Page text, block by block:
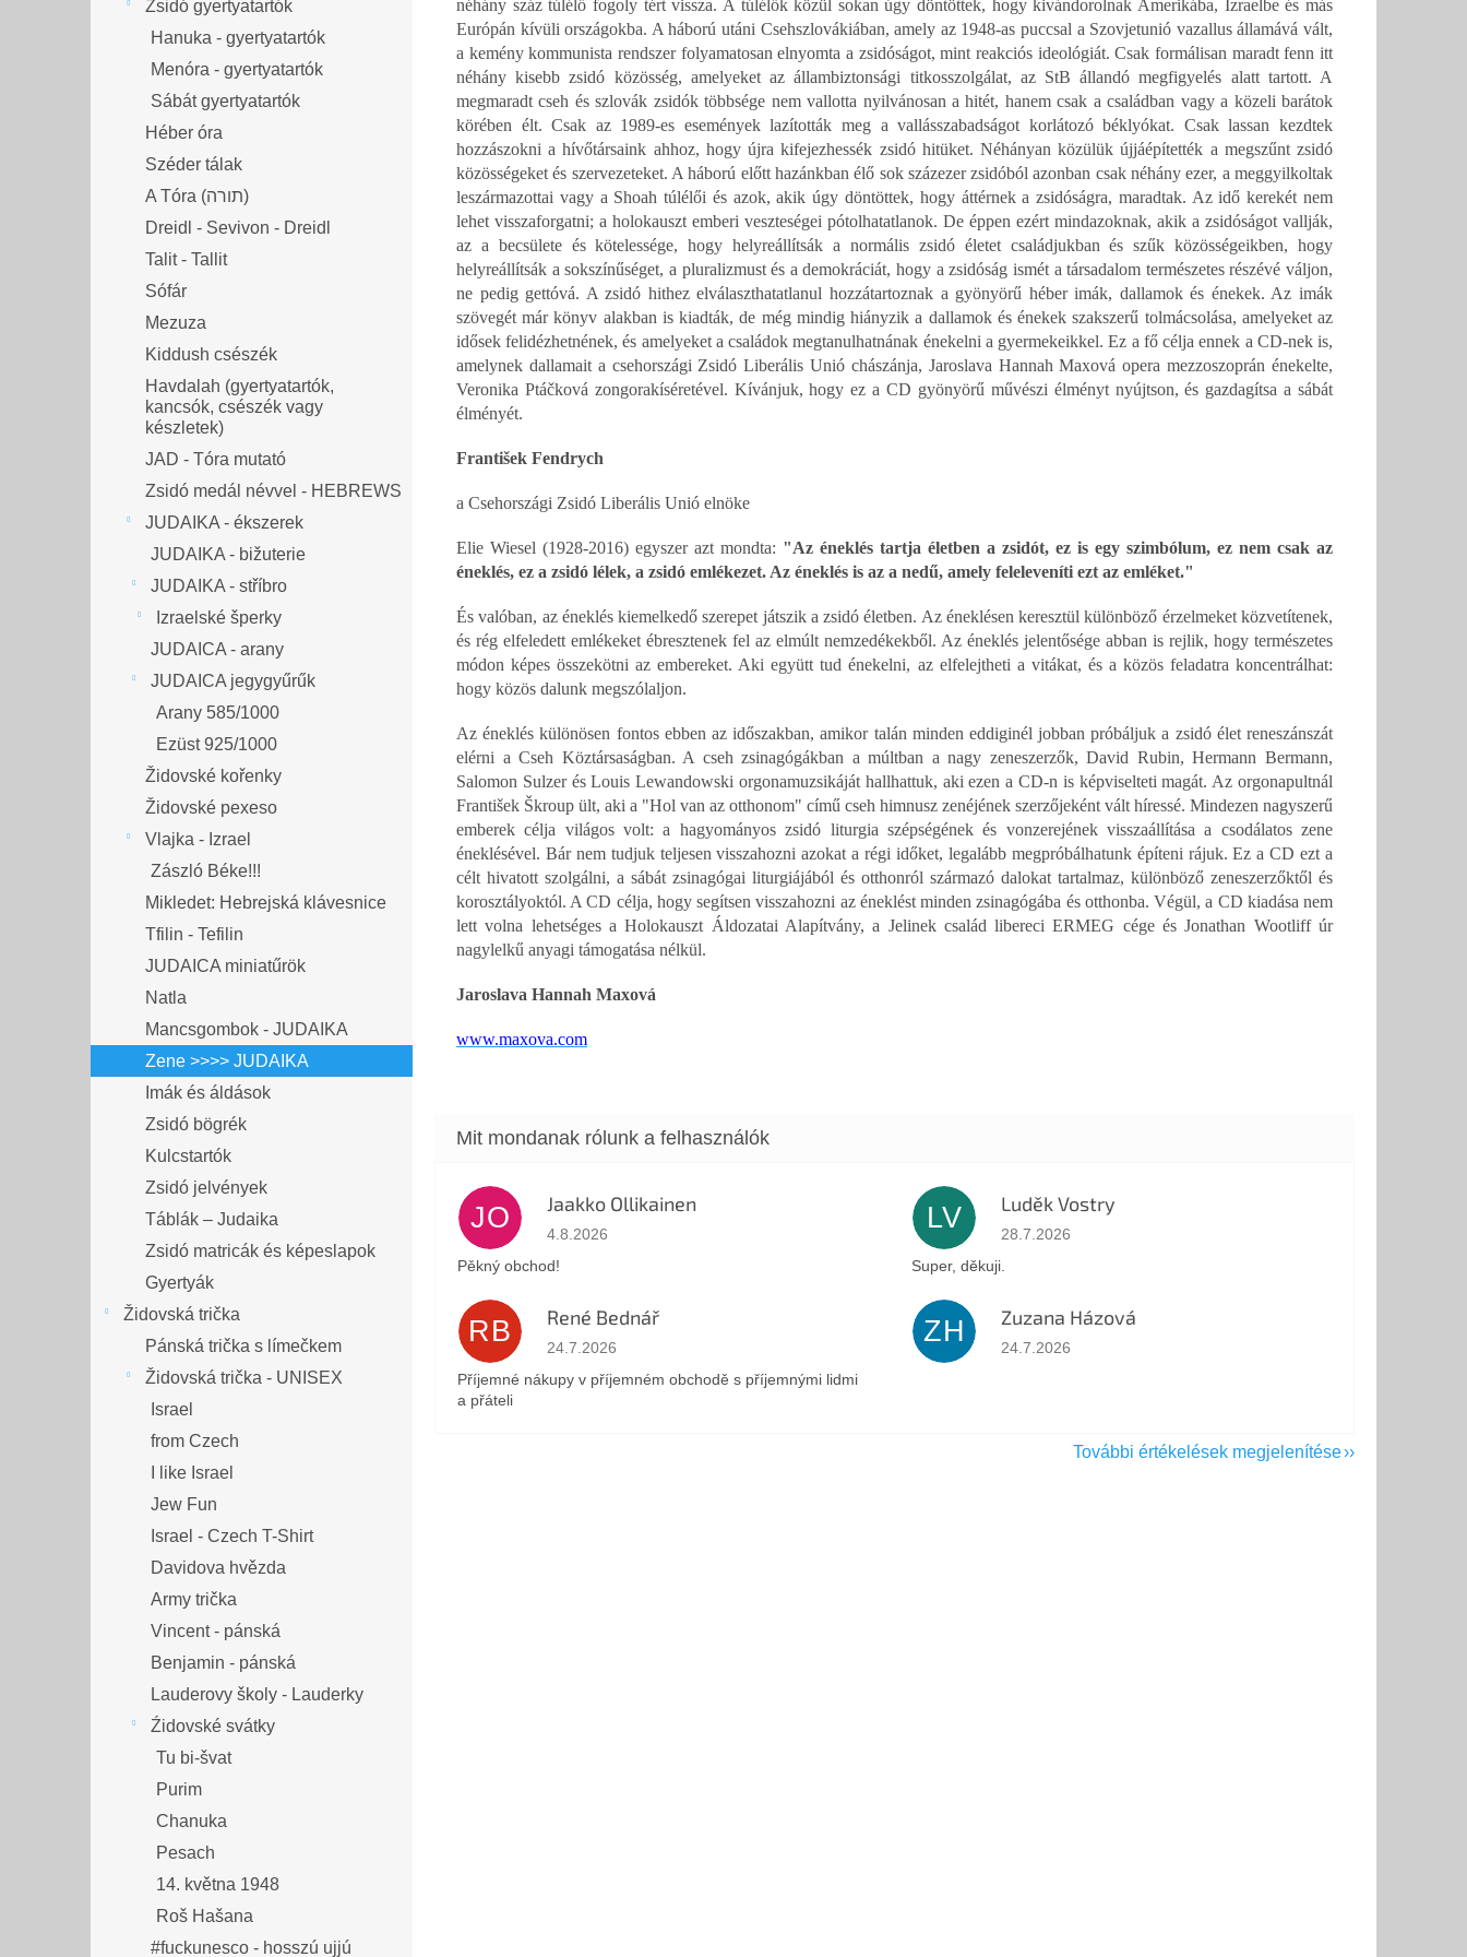
Zsidó gyertyatartók
Hanuka - gyertyatartók
Menóra - gyertyatartók
Sábát gyertyatartók
Héber óra
Széder tálak
A Tóra (תורה)
Dreidl - Sevivon - Dreidl
Talit - Tallit
Sófár
Mezuza
Kiddush csészék
Havdalah (gyertyatartók,
kancsók, csészék vagy
készletek)
JAD - Tóra mutató
Zsidó medál névvel - HEBREWS
JUDAIKA - ékszerek
JUDAIKA - bižuterie
JUDAIKA - stříbro
Izraelské šperky
JUDAICA - arany
JUDAICA jegygyűrűk
Arany 585/1000
Ezüst 925/1000
Židovské kořenky
Židovské pexeso
Vlajka - Izrael
Zászló Béke!!!
Mikledet: Hebrejská klávesnice
Tfilin - Tefilin
JUDAICA miniatűrök
Natla
Mancsgombok - JUDAIKA
Zene >>>> JUDAIKA
Imák és áldások
Zsidó bögrék
Kulcstartók
Zsidó jelvények
Táblák – Judaika
Zsidó matricák és képeslapok
Gyertyák
Židovská trička
Pánská trička s límečkem
Židovská trička - UNISEX
Israel
from Czech
I like Israel
Jew Fun
Israel - Czech T-Shirt
Davidova hvězda
Army trička
Vincent - pánská
Benjamin - pánská
Lauderovy školy - Lauderky
Źidovské svátky
Tu bi-švat
Purim
Chanuka
Pesach
14. května 1948
Roš Hašana
#fuckunesco - hosszú ujjú
néhány száz túlélő fogoly tért vissza. A túlélők közül sokan úgy döntöttek, hogy kivándorolnak Amerikába, Izraelbe és más
Európán kívüli országokba. A háború utáni Csehszlovákiában, amely az 1948-as puccsal a Szovjetunió vazallus államává vált,
a kemény kommunista rendszer folyamatosan elnyomta a zsidóságot, mint reakciós ideológiát. Csak formálisan maradt fenn itt
néhány kisebb zsidó közösség, amelyeket az állambiztonsági titkosszolgálat, az StB állandó megfigyelés alatt tartott. A
megmaradt cseh és szlovák zsidók többsége nem vallotta nyilvánosan a hitét, hanem csak a családban vagy a közeli barátok
körében élt. Csak az 1989-es események lazították meg a vallásszabadságot korlátozó béklyókat. Csak lassan kezdtek
hozzászokni a hívőtársaink ahhoz, hogy újra kifejezhessék zsidó hitüket. Néhányan közülük újjáépítették a megszűnt zsidó
közösségeket és szervezeteket. A háború előtt hazánkban élő sok százezer zsidóból azonban csak néhány ezer, a meggyilkoltak
leszármazottai vagy a Shoah túlélői és azok, akik úgy döntöttek, hogy áttérnek a zsidóságra, maradtak. Az idő kerekét nem
lehet visszaforgatni; a holokauszt emberi veszteségei pótolhatatlanok. De éppen ezért mindazoknak, akik a zsidóságot vallják,
az a becsülete és kötelessége, hogy helyreállítsák a normális zsidó életet családjukban és szűk közösségeikben, hogy
helyreállítsák a sokszínűséget, a pluralizmust és a demokráciát, hogy a zsidóság ismét a társadalom természetes részévé váljon,
ne pedig gettóvá. A zsidó hithez elválaszthatatlanul hozzátartoznak a gyönyörű héber imák, dallamok és énekek. Az imák
szövegét már könyv alakban is kiadták, de még mindig hiányzik a dallamok és énekek szakszerű tolmácsolása, amelyeket az
idősek felidézhetnének, és amelyeket a családok megtanulhatnának énekelni a gyermekeikkel. Ez a fő célja ennek a CD-nek is,
amelynek dallamait a csehországi Zsidó Liberális Unió chászánja, Jaroslava Hannah Maxová opera mezzoszoprán énekelte,
Veronika Ptáčková zongorakíséretével. Kívánjuk, hogy ez a CD gyönyörű művészi élményt nyújtson, és gazdagítsa a sábát
élményét.
František Fendrych
a Csehországi Zsidó Liberális Unió elnöke
Elie Wiesel (1928-2016) egyszer azt mondta: "Az éneklés tartja életben a zsidót, ez is egy szimbólum, ez nem csak az
éneklés, ez a zsidó lélek, a zsidó emlékezet. Az éneklés is az a nedű, amely feleleveníti ezt az emléket."
És valóban, az éneklés kiemelkedő szerepet játszik a zsidó életben. Az éneklésen keresztül különböző érzelmeket közvetítenek,
és rég elfeledett emlékeket ébresztenek fel az elmúlt nemzedékekből. Az éneklés jelentősége abban is rejlik, hogy természetes
módon képes összekötni az embereket. Aki együtt tud énekelni, az elfelejtheti a vitákat, és a közös feladatra koncentrálhat:
hogy közös dalunk megszólaljon.
Az éneklés különösen fontos ebben az időszakban, amikor talán minden eddiginél jobban próbáljuk a zsidó élet reneszánszát
elérni a Cseh Köztársaságban. A cseh zsinagógákban a múltban a nagy zeneszerzők, David Rubin, Hermann Bermann,
Salomon Sulzer és Louis Lewandowski orgonamuzsikáját hallhattuk, aki ezen a CD-n is képviselteti magát. Az orgonapultnál
František Škroup ült, aki a "Hol van az otthonom" című cseh himnusz zenéjének szerzőjeként vált híressé. Mindezen nagyszerű
emberek célja világos volt: a hagyományos zsidó liturgia szépségének és vonzerejének visszaállítása a csodálatos zene
éneklésével. Bár nem tudjuk teljesen visszahozni azokat a régi időket, legalább megpróbálhatunk építeni rájuk. Ez a CD ezt a
célt hivatott szolgálni, a sábát zsinagógai liturgiájából és otthonról származó dalokat tartalmaz, különböző zeneszerzőktől és
korosztályoktól. A CD célja, hogy segítsen visszahozni az éneklést minden zsinagógába és otthonba. Végül, a CD kiadása nem
lett volna lehetséges a Holokauszt Áldozatai Alapítvány, a Jelinek család libereci ERMEG cége és Jonathan Wootliff úr
nagylelkű anyagi támogatása nélkül.
Jaroslava Hannah Maxová
www.maxova.com
JO Jaakko Ollikainen
Az áruház értékelése 5-ből 5 csillag.
4.8.2026
Pěkný obchod!
LV Luděk Vostry
Az áruház értékelése 5-ből 5 csillag.
28.7.2026
Super, děkuji.
RB René Bednář
Az áruház értékelése 5-ből 5 csillag.
24.7.2026
Příjemné nákupy v příjemném obchodě s příjemnými lidmi
a přáteli
ZH Zuzana Házová
Az áruház értékelése 5-ből 5 csillag.
24.7.2026
További értékelések megjelenítése